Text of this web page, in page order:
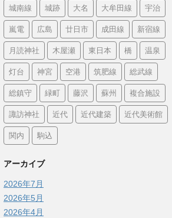
城南線 城跡 大名 大牟田線 宇治
嵐電 広島 廿日市 成田線 新宿線
月読神社 木屋瀬 東日本 橋 温泉
灯台 神宮 空港 筑肥線 総武線
総鎮守 緑町 藤沢 蘇州 複合施設
諏訪神社 近代 近代建築 近代美術館
関内 駒込
アーカイブ
2026年7月
2026年5月
2026年4月